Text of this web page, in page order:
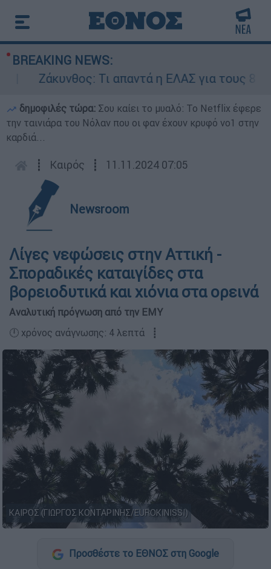
BREAKING NEWS:
Ζάκυνθος: Τι απαντά η ΕΛΑΣ για τους 8
δημοφιλές τώρα: Σου καίει το μυαλό: Το Netflix έφερε
την ταινιάρα του Νόλαν που οι φαν έχουν κρυφό νο1 στην
καρδιά...
┋ Καιρός ┋ 11.11.2024 07:05
Newsroom
Λίγες νεφώσεις στην Αττική -
Σποραδικές καταιγίδες στα
βορειοδυτικά και χιόνια στα ορεινά
Αναλυτική πρόγνωση από την ΕΜΥ
🕛 χρόνος ανάγνωσης: 4 λεπτά ┋
ΚΑΙΡΟΣ (ΓΙΩΡΓΟΣ ΚΟΝΤΑΡΙΝΗΣ/EUROKINISSI)
Προσθέστε το ΕΘΝΟΣ στη Google